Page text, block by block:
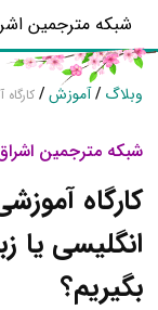
شبکه مترجمین
وبلاگ /آموزش/
شبکه مترجمین
کارگاه
انگلیسی یا
بگیریم؟